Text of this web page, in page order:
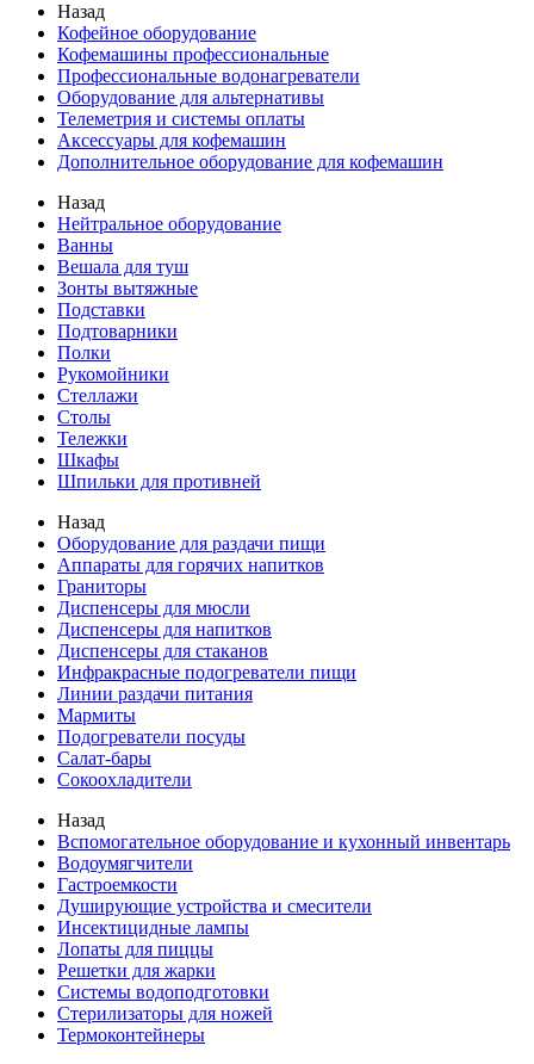
Назад
Кофейное оборудование
Кофемашины профессиональные
Профессиональные водонагреватели
Оборудование для альтернативы
Телеметрия и системы оплаты
Аксессуары для кофемашин
Дополнительное оборудование для кофемашин
Назад
Нейтральное оборудование
Ванны
Вешала для туш
Зонты вытяжные
Подставки
Подтоварники
Полки
Рукомойники
Стеллажи
Столы
Тележки
Шкафы
Шпильки для противней
Назад
Оборудование для раздачи пищи
Аппараты для горячих напитков
Граниторы
Диспенсеры для мюсли
Диспенсеры для напитков
Диспенсеры для стаканов
Инфракрасные подогреватели пищи
Линии раздачи питания
Мармиты
Подогреватели посуды
Салат-бары
Сокоохладители
Назад
Вспомогательное оборудование и кухонный инвентарь
Водоумягчители
Гастроемкости
Душирующие устройства и смесители
Инсектицидные лампы
Лопаты для пиццы
Решетки для жарки
Системы водоподготовки
Стерилизаторы для ножей
Термоконтейнеры